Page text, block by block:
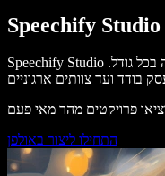
Speechify Studio הופך את עבודת צוותי הקריאייטיב לפשוטה בכל גודל.
התחילו ליצור באולפן